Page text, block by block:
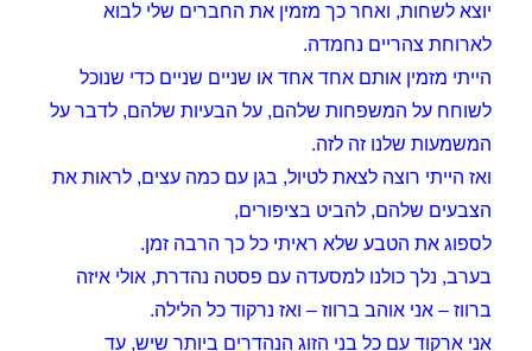
יוצא לשחות, ואחר כך מזמין את החברים שלי לבוא
לארוחת צהריים נחמדה.
הייתי מזמין אותם אחד אחד או שניים שניים כדי שנוכל
לשוחח על המשפחות שלהם, על הבעיות שלהם, לדבר על
המשמעות שלנו זה לזה.
ואז הייתי רוצה לצאת לטיול, בגן עם כמה עצים, לראות את
הצבעים שלהם, להביט בציפורים,
לספוג את הטבע שלא ראיתי כל כך הרבה זמן.
בערב, נלך כולנו למסעדה עם פסטה נהדרת, אולי איזה
ברווז – אני אוהב ברווז – ואז נרקוד כל הלילה.
אני ארקוד עם כל בני הזוג הנהדרים ביותר שיש, עד